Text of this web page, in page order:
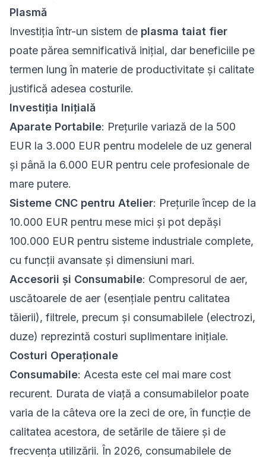
Plasmă
Investiția într-un sistem de plasma taiat fier
poate părea semnificativă inițial, dar beneficiile pe
termen lung în materie de productivitate și calitate
justifică adesea costurile.
Investiția Inițială
Aparate Portabile: Prețurile variază de la 500
EUR la 3.000 EUR pentru modelele de uz general
și până la 6.000 EUR pentru cele profesionale de
mare putere.
Sisteme CNC pentru Atelier: Prețurile încep de la
10.000 EUR pentru mese mici și pot depăși
100.000 EUR pentru sisteme industriale complete,
cu funcții avansate și dimensiuni mari.
Accesorii și Consumabile: Compresorul de aer,
uscătoarele de aer (esențiale pentru calitatea
tăierii), filtrele, precum și consumabilele (electrozi,
duze) reprezintă costuri suplimentare inițiale.
Costuri Operaționale
Consumabile: Acesta este cel mai mare cost
recurent. Durata de viață a consumabilelor poate
varia de la câteva ore la zeci de ore, în funcție de
calitatea acestora, de setările de tăiere și de
frecvența utilizării. În 2026, consumabilele de